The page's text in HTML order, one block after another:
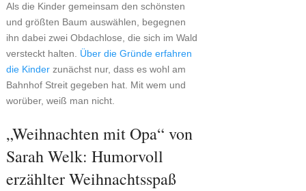
Als die Kinder gemeinsam den schönsten
und größten Baum auswählen, begegnen
ihn dabei zwei Obdachlose, die sich im Wald
versteckt halten. Über die Gründe erfahren
die Kinderzunächst nur, dass es wohl am
Bahnhof Streit gegeben hat. Mit wem und
worüber, weiß man nicht.
„Weihnachten mit Opa“ von
Sarah Welk: Humorvoll
erzählter Weihnachtsspaß